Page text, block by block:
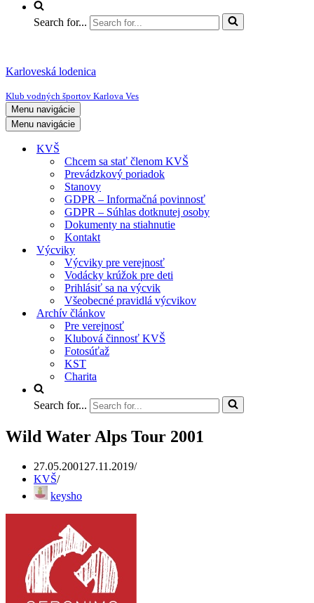
Search for...
Karloveská lodenica
Klub vodných športov Karlova Ves
Menu navigácie
Menu navigácie
KVŠ
Chcem sa stať členom KVŠ
Prevádzkový poriadok
Stanovy
GDPR – Informačná povinnosť
GDPR – Súhlas dotknutej osoby
Dokumenty na stiahnutie
Kontakt
Výcviky
Výcviky pre verejnosť
Vodácky krúžok pre deti
Prihlásiť sa na výcvik
Všeobecné pravidlá výcvikov
Archív článkov
Pre verejnosť
Klubová činnosť KVŠ
Fotosúťaž
KST
Charita
Search for...
Wild Water Alps Tour 2001
27.05.2001 27.11.2019
KVŠ
keysho